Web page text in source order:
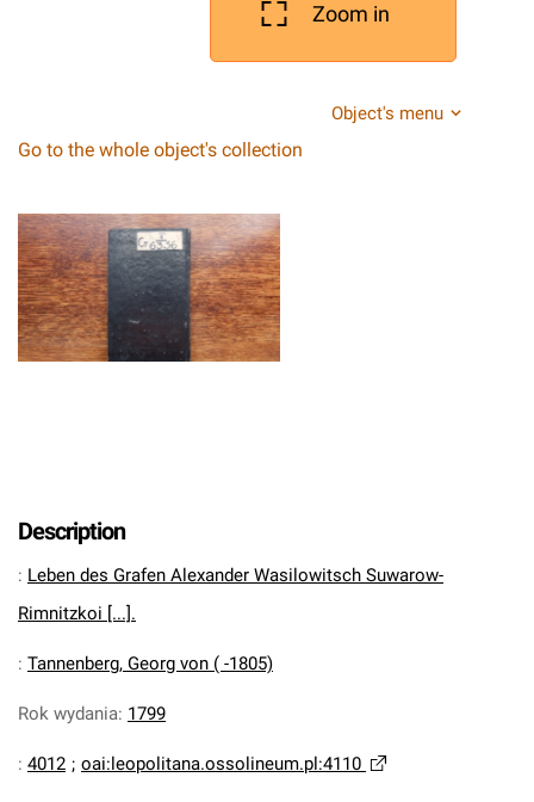
Zoom in
Object's menu
Go to the whole object's collection
Description
: Leben des Grafen Alexander Wasilowitsch Suwarow-
Rimnitzkoi [...].
: Tannenberg, Georg von ( -1805)
Rok wydania: 1799
: 4012 ; oai:leopolitana.ossolineum.pl:4110